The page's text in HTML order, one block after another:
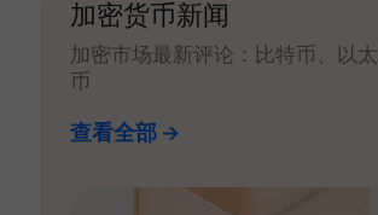
加密货币新闻
加密市场最新评论：比特币、以
币
查看全部